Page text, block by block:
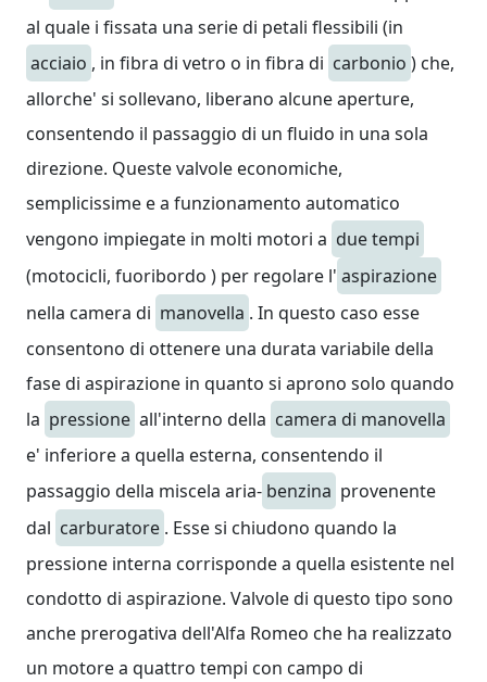
al quale i fissata una serie di petali flessibili (in
acciaio , in fibra di vetro o in fibra di carbonio ) che,
allorche' si sollevano, liberano alcune aperture,
consentendo il passaggio di un fluido in una sola
direzione. Queste valvole economiche,
semplicissime e a funzionamento automatico
vengono impiegate in molti motori a due tempi
(motocicli, fuoribordo ) per regolare l' aspirazione
nella camera di manovella . In questo caso esse
consentono di ottenere una durata variabile della
fase di aspirazione in quanto si aprono solo quando
la pressione all'interno della camera di manovella
e' inferiore a quella esterna, consentendo il
passaggio della miscela aria- benzina provenente
dal carburatore . Esse si chiudono quando la
pressione interna corrisponde a quella esistente nel
condotto di aspirazione. Valvole di questo tipo sono
anche prerogativa dell'Alfa Romeo che ha realizzato
un motore a quattro tempi con campo di